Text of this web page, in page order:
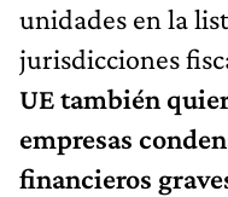
unidades en la
jurisdicciones
UE también
empresas
financieros